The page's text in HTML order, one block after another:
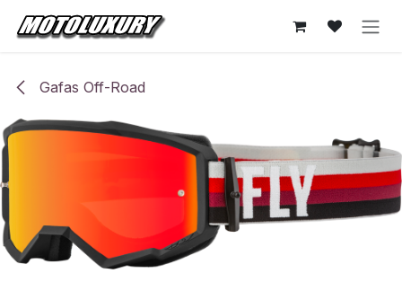
Ir al contenido
Gafas Off-Road